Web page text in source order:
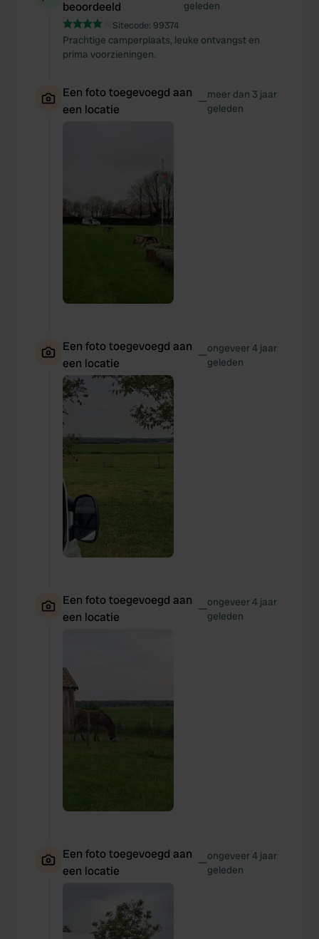
beoordeeld geleden
Sitecode: 99374
Prachtige camperplaats, leuke ontvangst en
prima voorzieningen.
Een foto toegevoegd aan
een locatie
—meer dan 3 jaar
geleden
Een foto toegevoegd aan
een locatie
—ongeveer 4 jaar
geleden
Een foto toegevoegd aan
een locatie
—ongeveer 4 jaar
geleden
Een foto toegevoegd aan
een locatie
—ongeveer 4 jaar
geleden